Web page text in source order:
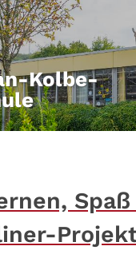
Kolbe-